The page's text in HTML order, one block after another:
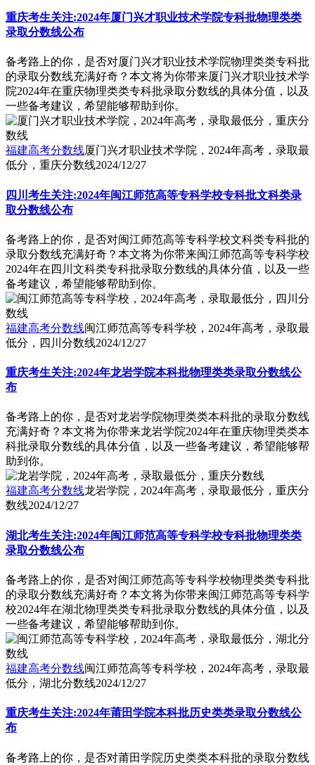
重庆考生关注:2024年厦门兴才职业技术学院专科批物理类类
录取分数线公布
备考路上的你，是否对厦门兴才职业技术学院物理类类专科批
的录取分数线充满好奇？本文将为你带来厦门兴才职业技术学
院2024年在重庆物理类类专科批录取分数线的具体分值，以及
一些备考建议，希望能够帮助到你。
福建高考分数线厦门兴才职业技术学院，2024年高考，录取最
低分，重庆分数线2024/12/27
四川考生关注:2024年闽江师范高等专科学校专科批文科类录
取分数线公布
备考路上的你，是否对闽江师范高等专科学校文科类专科批的
录取分数线充满好奇？本文将为你带来闽江师范高等专科学校
2024年在四川文科类专科批录取分数线的具体分值，以及一些
备考建议，希望能够帮助到你。
福建高考分数线闽江师范高等专科学校，2024年高考，录取最
低分，四川分数线2024/12/27
重庆考生关注:2024年龙岩学院本科批物理类类录取分数线公
布
备考路上的你，是否对龙岩学院物理类类本科批的录取分数线
充满好奇？本文将为你带来龙岩学院2024年在重庆物理类类本
科批录取分数线的具体分值，以及一些备考建议，希望能够帮
助到你。
福建高考分数线龙岩学院，2024年高考，录取最低分，重庆分
数线2024/12/27
湖北考生关注:2024年闽江师范高等专科学校专科批物理类类
录取分数线公布
备考路上的你，是否对闽江师范高等专科学校物理类类专科批
的录取分数线充满好奇？本文将为你带来闽江师范高等专科学
校2024年在湖北物理类类专科批录取分数线的具体分值，以及
一些备考建议，希望能够帮助到你。
福建高考分数线闽江师范高等专科学校，2024年高考，录取最
低分，湖北分数线2024/12/27
重庆考生关注:2024年莆田学院本科批历史类类录取分数线公
布
备考路上的你，是否对莆田学院历史类类本科批的录取分数线